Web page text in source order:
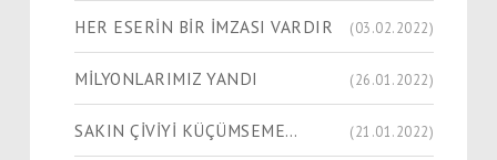
HER ESERİN BİR İMZASI VARDIR (03.02.2022)
MİLYONLARIMIZ YANDI (26.01.2022)
SAKIN ÇİVİYİ KÜÇÜMSEME… (21.01.2022)